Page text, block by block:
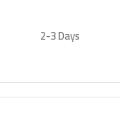
2-3 Days